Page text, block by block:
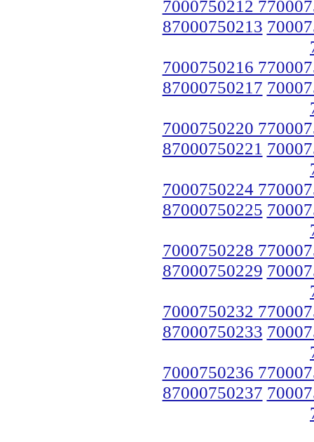
7000750212
87000750213
7000750216
87000750217
7000750220
87000750221
7000750224
87000750225
7000750228
87000750229
7000750232
87000750233
7000750236
87000750237